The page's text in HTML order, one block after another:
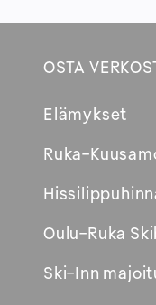
OSTA
Elämykset
Ruka-
Oulu-Ruka
Ski-Inn